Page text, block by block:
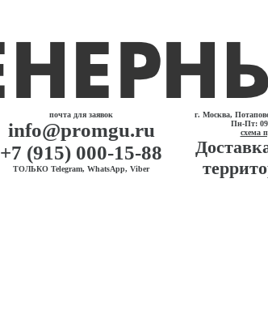
почта для заявок
info@promgu.ru
+7 (915) 000-15-88
ТОЛЬКО Telegram, WhatsApp, Viber
г. Москва,
Пн-Пт:
схема